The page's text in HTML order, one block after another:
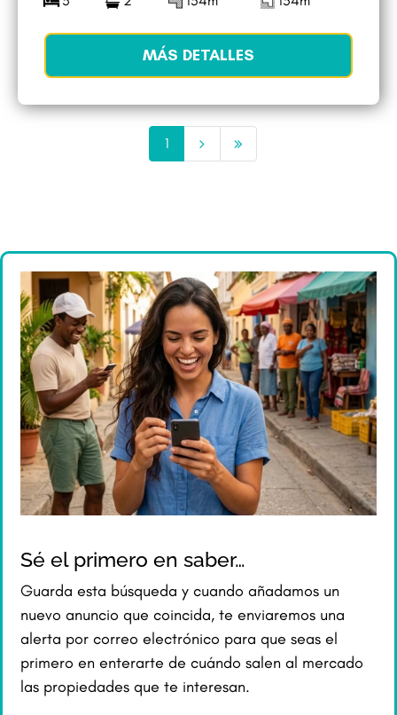
MÁS DETALLES
1
Sé el primero en saber…
Guarda esta búsqueda y cuando añadamos un
nuevo anuncio que coincida, te enviaremos una
alerta por correo electrónico para que seas el
primero en enterarte de cuándo salen al mercado
las propiedades que te interesan.